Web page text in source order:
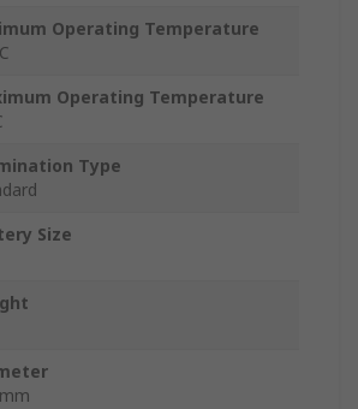
Operating Temperature
Operating Temperature
Type
Size